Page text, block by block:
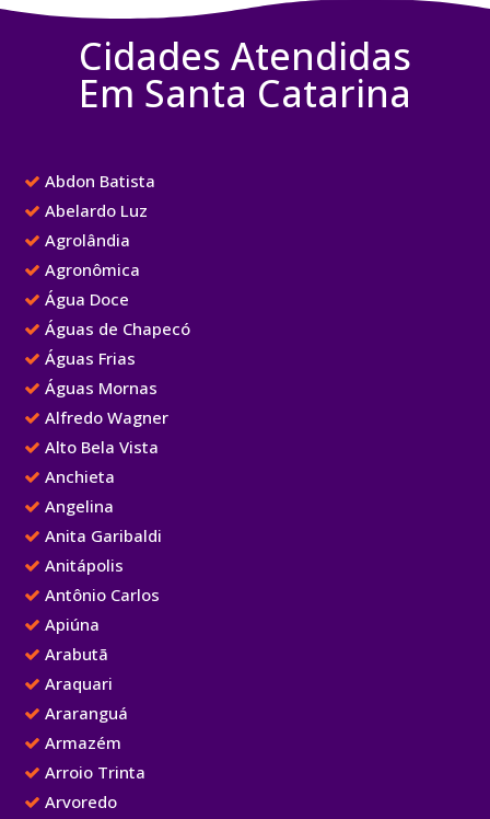
Cidades Atendidas
Em Santa Catarina
Abdon Batista
Abelardo Luz
Agrolândia
Agronômica
Água Doce
Águas de Chapecó
Águas Frias
Águas Mornas
Alfredo Wagner
Alto Bela Vista
Anchieta
Angelina
Anita Garibaldi
Anitápolis
Antônio Carlos
Apiúna
Arabutã
Araquari
Araranguá
Armazém
Arroio Trinta
Arvoredo